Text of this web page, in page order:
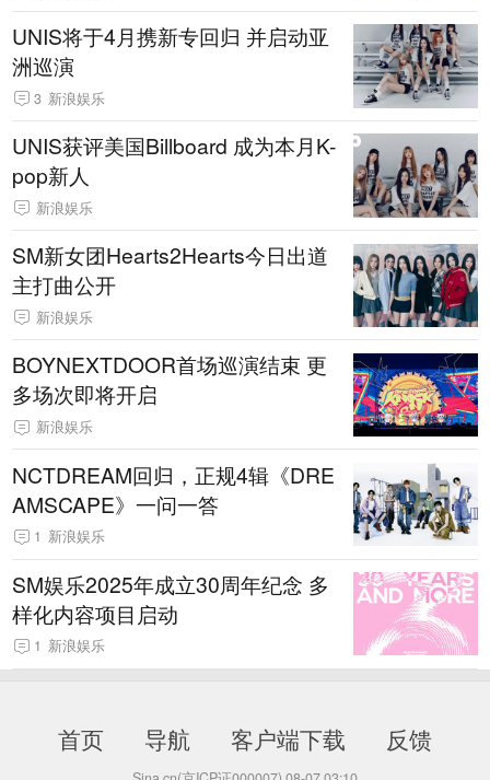
UNIS将于4月携新专回归 并启动亚
洲巡演
3 新浪娱乐
UNIS获评美国Billboard 成为本月K-
pop新人
新浪娱乐
SM新女团Hearts2Hearts今日出道
主打曲公开
新浪娱乐
BOYNEXTDOOR首场巡演结束 更
多场次即将开启
新浪娱乐
NCTDREAM回归，正规4辑《DRE
AMSCAPE》一问一答
1 新浪娱乐
SM娱乐2025年成立30周年纪念 多
样化内容项目启动
1 新浪娱乐
首页 导航 客户端下载 反馈